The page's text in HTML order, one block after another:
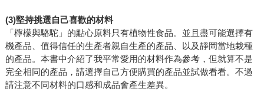
(3)堅持挑選自己喜歡的材料
「檸檬與駱駝」的點心原料只有植物性食品。並且盡可能選擇有
機產品、值得信任的生產者親自生產的產品、以及靜岡當地栽種
的產品。本書中介紹了我平常愛用的材料作為參考，但就算不是
完全相同的產品，請選擇自己方便購買的產品並試做看看。不過
請注意不同材料的口感和成品會產生差異。